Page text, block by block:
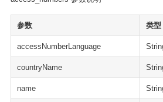
参数 类型
accessNumberLanguage
countryName
name